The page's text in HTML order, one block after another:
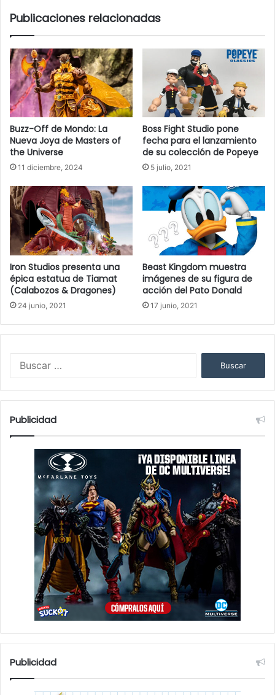
Publicaciones relacionadas
Buzz-Off de Mondo: La
Nueva Joya de Masters of
the Universe
11 diciembre, 2024
Boss Fight Studio pone
fecha para el lanzamiento
de su colección de Popeye
5 julio, 2021
Iron Studios presenta una
épica estatua de Tiamat
(Calabozos & Dragones)
24 junio, 2021
Beast Kingdom muestra
imágenes de su figura de
acción del Pato Donald
17 junio, 2021
c
:
Publicidad
Publicidad